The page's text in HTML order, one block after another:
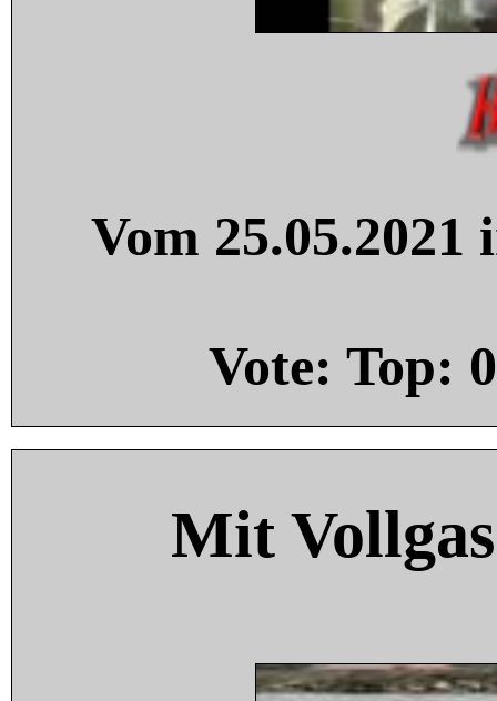
Vom
Vote: Top: 0
Mit